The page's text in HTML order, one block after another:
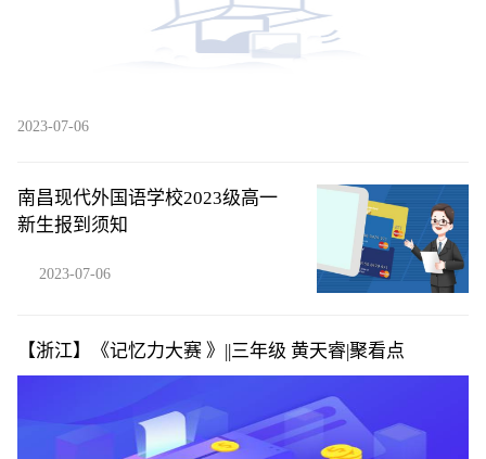
2023-07-06
南昌现代外国语学校2023级高一
新生报到须知
2023-07-06
【浙江】《记忆力大赛 》||三年级 黄天睿​|聚看点